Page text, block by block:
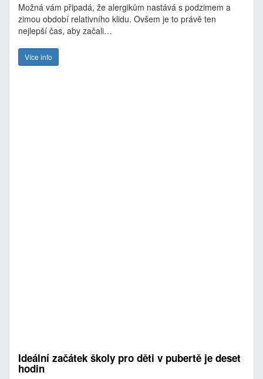
Možná vám připadá, že alergikům nastává s podzimem a
zimou období relativního klidu. Ovšem je to právě ten
nejlepší čas, aby začali…
Více info
Ideální začátek školy pro děti v pubertě je deset
hodin